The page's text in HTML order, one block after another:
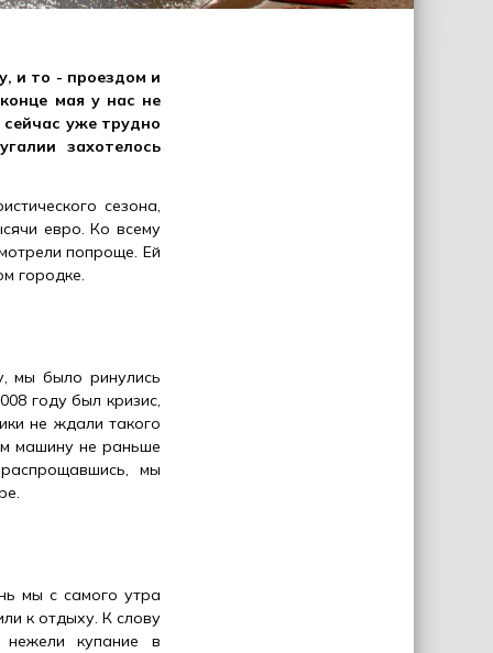
и то - проездом и
мая у нас не
уже трудно
захотелось
сезона,
евро. Ко всему
попроще. Ей
городке.
мы было ринулись
году был кризис,
не ждали такого
машину не раньше
мы
мы с самого утра
к отдыху. К слову
нежели купание в